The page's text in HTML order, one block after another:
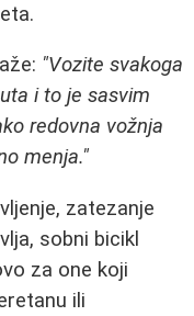
"Vozite svakoga
i to je sasvim
redovna vožnja
menja."
zatezanje
sobni bicikl
za one koji
ili